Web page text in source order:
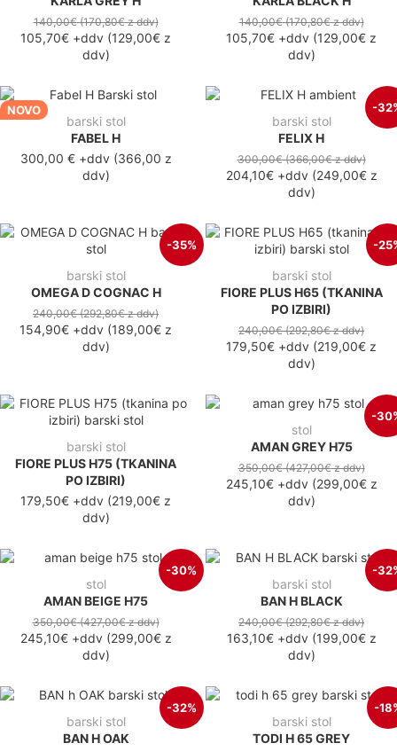
140,00€(170,80€z ddv)
105,70€ +ddv (129,00€ z
ddv)
140,00€(170,80€z ddv)
105,70€ +ddv (129,00€ z
ddv)
NOVO
barski stol
FABEL H
300,00 €+ddv(366,00 z
ddv)
-
barski stol
FELIX H
300,00€(366,00€z ddv)
204,10€+ddv(249,00€z
ddv)
-35%
barski stol
OMEGA D COGNAC H
240,00€(292,80€z ddv)
154,90€ +ddv (189,00€ z
ddv)
-
barski stol
FIORE PLUS H65 (TKANINA
PO IZBIRI)
240,00€(292,80€z ddv)
179,50€ +ddv (219,00€ z
ddv)
barski stol
FIORE PLUS H75 (TKANINA
PO IZBIRI)
179,50€ +ddv (219,00€ z
ddv)
-
stol
AMAN GREY H75
350,00€(427,00€z ddv)
245,10€+ddv(299,00€z
ddv)
-30%
stol
AMAN BEIGE H75
350,00€(427,00€z ddv)
245,10€+ddv(299,00€z
ddv)
-
barski stol
BAN H BLACK
240,00€(292,80€z ddv)
163,10€+ddv(199,00€z
ddv)
-32%
barski stol
BAN H OAK
-
barski stol
TODI H 65 GREY